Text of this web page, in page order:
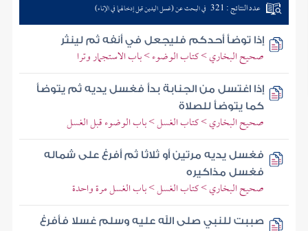
عدد النتائج : 321 في البحث عن (غسل اليدين قبل إدخالهما في الإناء)
إذا توضأ أحدكم فليجعل في أنفه ثم لينثر
صحيح البخاري > كتاب الوضوء > باب الاستجمار وترا
إذا اغتسل من الجنابة بدأ فغسل يديه ثم يتوضأ
كما يتوضأ للصلاة
صحيح البخاري > كتاب الغسل > باب الوضوء قبل الغسل
فغسل يديه مرتين أو ثلاثا ثم أفرغ على شماله
فغسل مذاكيره
صحيح البخاري > كتاب الغسل > باب الغسل مرة واحدة
صببت للنبي صلى الله عليه وسلم غسلا فأفرغ